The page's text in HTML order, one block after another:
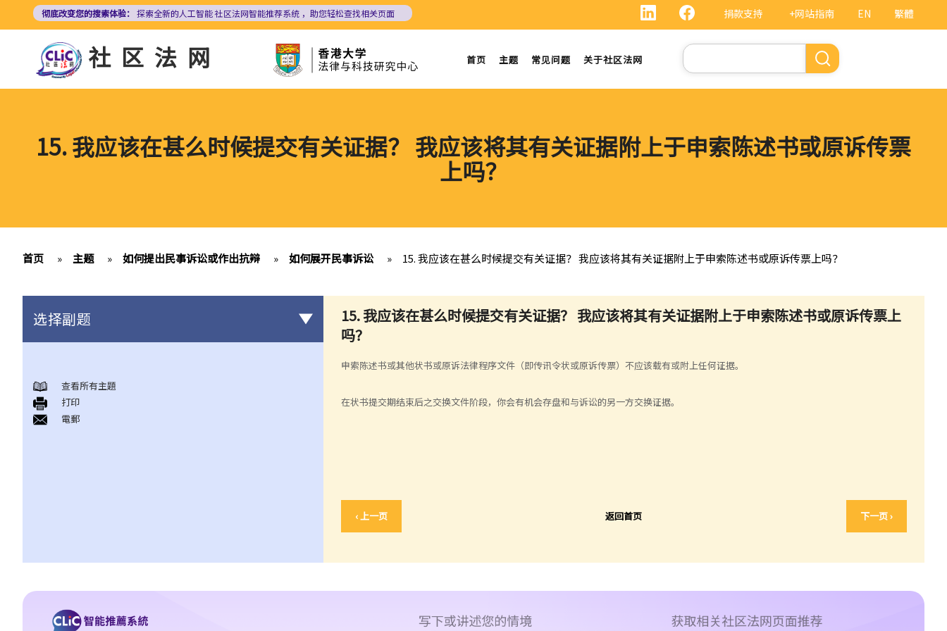
内
EN 繁體
捐款支持 +网站指南
彻底改变您的搜索体验： 探索全新的人工智能社区法网智能推荐系统 ，助您轻松查找相关页面
社区法网 首页 主题 常见问题 关于社区法网
搜
索
15. 我应该在甚么时候提交有关证据？ 我应该将其有关证据附上于申索陈述书或原诉传票
上吗？
首页 » 主题 » 如何提出民事诉讼或作出抗辩 » 如何展开民事诉讼 » 15. 我应该在甚么时候提交有关证据？ 我应该将其有关证据附上于申索陈述书或原诉传票上吗？
15. 我应该在甚么时候提交有关证据？ 我应该将其有关证据附上于申索陈述书或原诉传票上
吗？
申索陈述书或其他状书或原诉法律程序文件（即传讯令状或原诉传票）不应该载有或附上任何证据。
在状书提交期结束后之交换文件阶段，你会有机会存盘和与诉讼的另一方交换证据。
‹ 上一页 返回首页 下一页 ›
选择副题
展开民事诉讼前应当考虑的事项
1. 我可以不提出诉讼而解决纠纷吗？
2. 我是否有充分的法律理据去展开民事诉讼？对方又可否在同一案
用，我的律师费用也不能全额报销？
6. 我有时间应付诉讼吗？
查看所有主題
打印
電郵